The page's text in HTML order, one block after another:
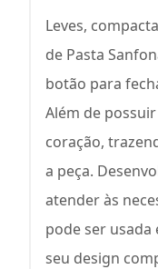
Leves,
de Pasta
botão para
Além de
coração,
a peça.
atender às
pode ser usada
seu design